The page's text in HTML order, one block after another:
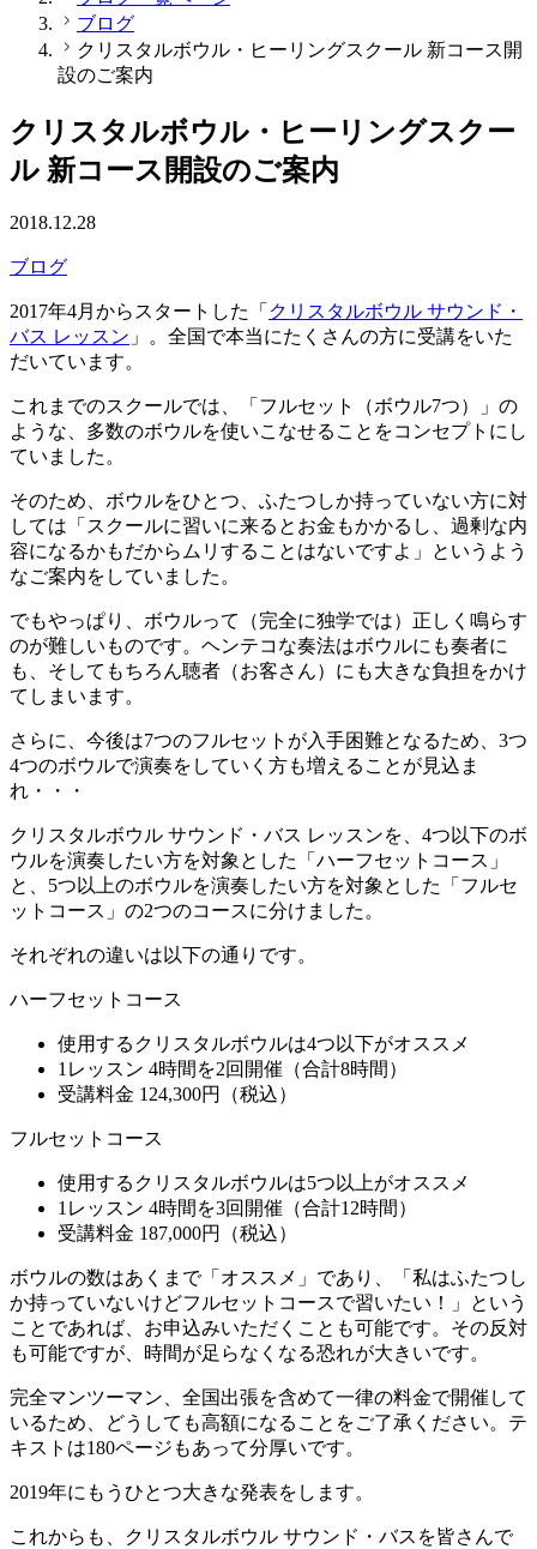
ブログ
クリスタルボウル・ヒーリングスクール 新コース開
設のご案内
クリスタルボウル・ヒーリングスクー
ル 新コース開設のご案内
2018.12.28
ブログ
2017年4月からスタートした「 クリスタルボウル サウンド・
バス レッスン 」。全国で本当にたくさんの方に受講をいた
だいています。
これまでのスクールでは、「フルセット（ボウル7つ）」の
ような、多数のボウルを使いこなせることをコンセプトにし
ていました。
そのため、ボウルをひとつ、ふたつしか持っていない方に対
しては「スクールに習いに来るとお金もかかるし、過剰な内
容になるかもだからムリすることはないですよ」というよう
なご案内をしていました。
でもやっぱり、ボウルって（完全に独学では）正しく鳴らす
のが難しいものです。ヘンテコな奏法はボウルにも奏者に
も、そしてもちろん聴者（お客さん）にも大きな負担をかけ
てしまいます。
さらに、今後は7つのフルセットが入手困難となるため、3つ
4つのボウルで演奏をしていく方も増えることが見込ま
れ・・・
クリスタルボウル サウンド・バス レッスンを、4つ以下のボ
ウルを演奏したい方を対象とした「ハーフセットコース」
と、5つ以上のボウルを演奏したい方を対象とした「フルセ
ットコース」の2つのコースに分けました。
それぞれの違いは以下の通りです。
ハーフセットコース
使用するクリスタルボウルは4つ以下がオススメ
1レッスン 4時間を2回開催（合計8時間）
受講料金 124,300円（税込）
フルセットコース
使用するクリスタルボウルは5つ以上がオススメ
1レッスン 4時間を3回開催（合計12時間）
受講料金 187,000円（税込）
ボウルの数はあくまで「オススメ」であり、「私はふたつし
か持っていないけどフルセットコースで習いたい！」という
ことであれば、お申込みいただくことも可能です。その反対
も可能ですが、時間が足らなくなる恐れが大きいです。
完全マンツーマン、全国出張を含めて一律の料金で開催して
いるため、どうしても高額になることをご了承ください。テ
キストは180ページもあって分厚いです。
2019年にもうひとつ大きな発表をします。
これからも、クリスタルボウル サウンド・バスを皆さんで